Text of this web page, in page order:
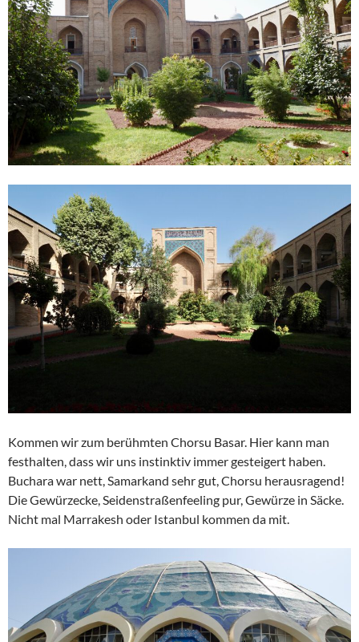
Kommen wir zum berühmten Chorsu Basar. Hier kann man
festhalten, dass wir uns instinktiv immer gesteigert haben.
Buchara war nett, Samarkand sehr gut, Chorsu herausragend!
Die Gewürzecke, Seidenstraßenfeeling pur, Gewürze in Säcke.
Nicht mal Marrakesh oder Istanbul kommen da mit.